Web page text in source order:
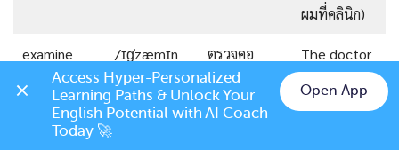
ผมที่คลินิก)
examine
throat
/ɪɡˈzæmɪn
θrəʊt/ 🔊
ตรวจคอ
The doctor
examined
mythroat
Chat on LINE
Access Hyper-Personalized
Learning Paths & Unlock Your
English Potential with AI Coach
Today 🚀
Open App